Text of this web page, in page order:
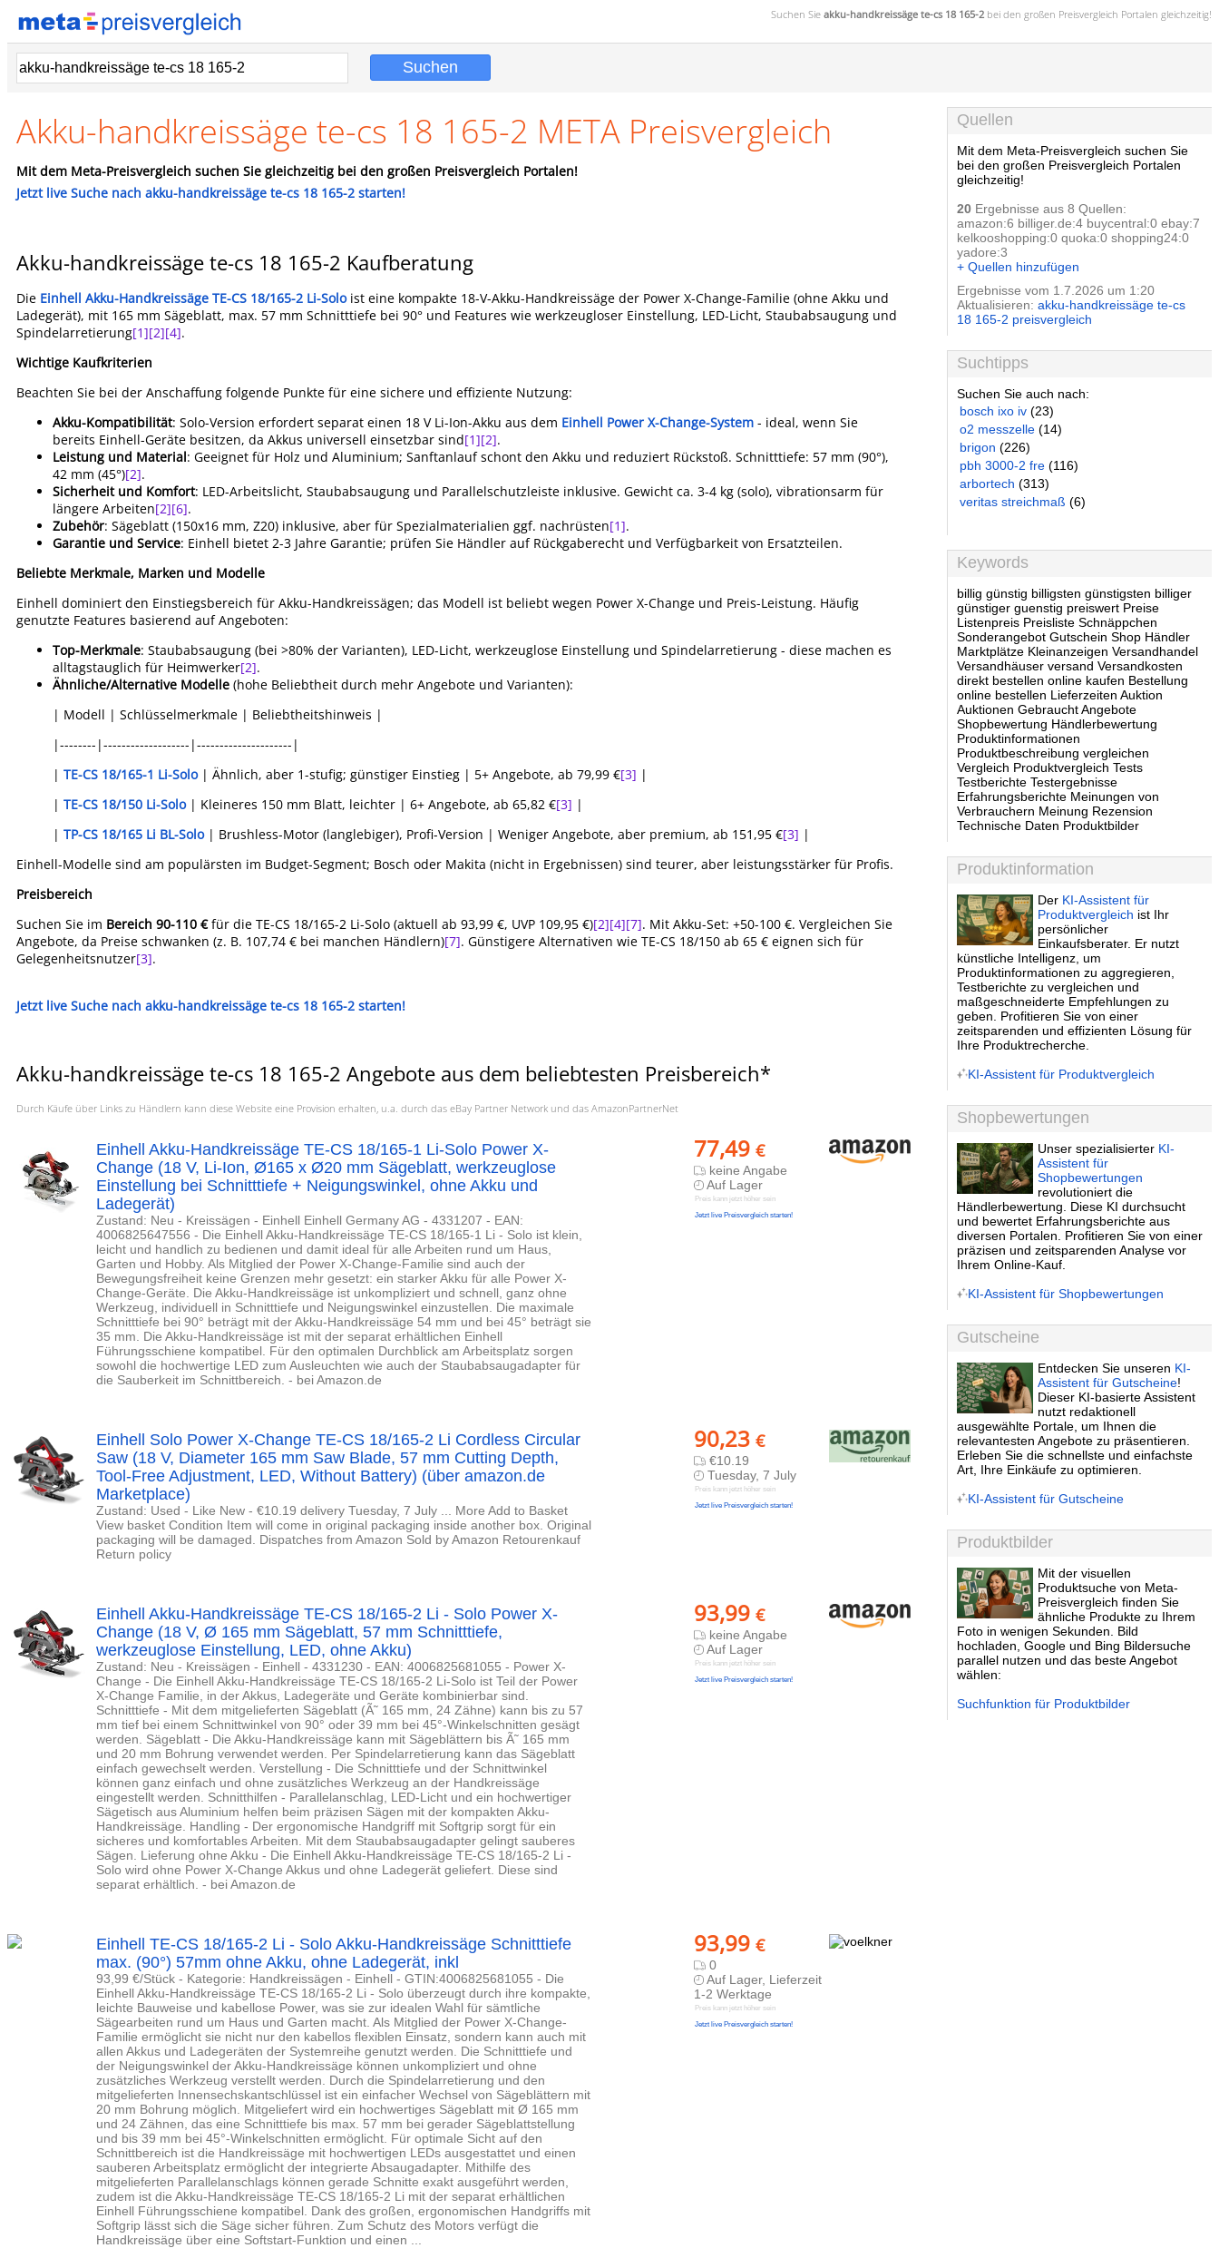
Suchen Sie akku-handkreissäge te-cs 18 165-2 bei den großen Preisvergleich Portalen gleichzeitig!
Akku-handkreissäge te-cs 18 165-2 META Preisvergleich
Mit dem Meta-Preisvergleich suchen Sie gleichzeitig bei den großen Preisvergleich Portalen!
Jetzt live Suche nach akku-handkreissäge te-cs 18 165-2 starten!
Akku-handkreissäge te-cs 18 165-2 Kaufberatung
Die Einhell Akku-Handkreissäge TE-CS 18/165-2 Li-Soloist eine kompakte 18-V-Akku-Handkreissäge der Power X-Change-Familie (ohne Akku und
Ladegerät), mit 165 mm Sägeblatt, max. 57 mm Schnitttiefe bei 90° und Features wie werkzeugloser Einstellung, LED-Licht, Staubabsaugung und
Spindelarretierung[1][2][4].
Wichtige Kaufkriterien
Beachten Sie bei der Anschaffung folgende Punkte für eine sichere und effiziente Nutzung:
Akku-Kompatibilität: Solo-Version erfordert separat einen 18 V Li-Ion-Akku aus dem Einhell Power X-Change-System - ideal, wenn Sie
bereits Einhell-Geräte besitzen, da Akkus universell einsetzbar sind[1][2].
Leistung und Material: Geeignet für Holz und Aluminium; Sanftanlauf schont den Akku und reduziert Rückstoß. Schnitttiefe: 57 mm (90°),
42 mm (45°)[2].
Sicherheit und Komfort: LED-Arbeitslicht, Staubabsaugung und Parallelschutzleiste inklusive. Gewicht ca. 3-4 kg (solo), vibrationsarm für
längere Arbeiten[2][6].
Zubehör: Sägeblatt (150x16 mm, Z20) inklusive, aber für Spezialmaterialien ggf. nachrüsten[1].
Garantie und Service: Einhell bietet 2-3 Jahre Garantie; prüfen Sie Händler auf Rückgaberecht und Verfügbarkeit von Ersatzteilen.
Beliebte Merkmale, Marken und Modelle
Einhell dominiert den Einstiegsbereich für Akku-Handkreissägen; das Modell ist beliebt wegen Power X-Change und Preis-Leistung. Häufig
genutzte Features basierend auf Angeboten:
Top-Merkmale: Staubabsaugung (bei >80% der Varianten), LED-Licht, werkzeuglose Einstellung und Spindelarretierung - diese machen es
alltagstauglich für Heimwerker[2].
Ähnliche/Alternative Modelle (hohe Beliebtheit durch mehr Angebote und Varianten):
| Modell | Schlüsselmerkmale | Beliebtheitshinweis |
|--------|-------------------|---------------------|
| TE-CS 18/165-1 Li-Solo| Ähnlich, aber 1-stufig; günstiger Einstieg | 5+ Angebote, ab 79,99 €[3] |
| TE-CS 18/150 Li-Solo| Kleineres 150 mm Blatt, leichter | 6+ Angebote, ab 65,82 €[3] |
| TP-CS 18/165 Li BL-Solo| Brushless-Motor (langlebiger), Profi-Version | Weniger Angebote, aber premium, ab 151,95 €[3] |
Einhell-Modelle sind am populärsten im Budget-Segment; Bosch oder Makita (nicht in Ergebnissen) sind teurer, aber leistungsstärker für Profis.
Preisbereich
Suchen Sie im Bereich 90-110 €für die TE-CS 18/165-2 Li-Solo (aktuell ab 93,99 €, UVP 109,95 €)[2][4][7]. Mit Akku-Set: +50-100 €. Vergleichen Sie
Angebote, da Preise schwanken (z. B. 107,74 € bei manchen Händlern)[7]. Günstigere Alternativen wie TE-CS 18/150 ab 65 € eignen sich für
Gelegenheitsnutzer[3].
Jetzt live Suche nach akku-handkreissäge te-cs 18 165-2 starten!
Akku-handkreissäge te-cs 18 165-2 Angebote aus dem beliebtesten Preisbereich*
Durch Käufe über Links zu Händlern kann diese Website eine Provision erhalten, u.a. durch das eBay Partner Network und das AmazonPartnerNet
77,49 €
keine Angabe
Auf Lager
Preis kann jetzt höher sein
Jetzt live Preisvergleich starten!
Einhell Akku-Handkreissäge TE-CS 18/165-1 Li-Solo Power X-
Change (18 V, Li-Ion, Ø165 x Ø20 mm Sägeblatt, werkzeuglose
Einstellung bei Schnitttiefe + Neigungswinkel, ohne Akku und
Ladegerät)
Zustand: Neu - Kreissägen - Einhell Einhell Germany AG - 4331207 - EAN:
4006825647556 - Die Einhell Akku-Handkreissäge TE-CS 18/165-1 Li - Solo ist klein,
leicht und handlich zu bedienen und damit ideal für alle Arbeiten rund um Haus,
Garten und Hobby. Als Mitglied der Power X-Change-Familie sind auch der
Bewegungsfreiheit keine Grenzen mehr gesetzt: ein starker Akku für alle Power X-
Change-Geräte. Die Akku-Handkreissäge ist unkompliziert und schnell, ganz ohne
Werkzeug, individuell in Schnitttiefe und Neigungswinkel einzustellen. Die maximale
Schnitttiefe bei 90° beträgt mit der Akku-Handkreissäge 54 mm und bei 45° beträgt sie
35 mm. Die Akku-Handkreissäge ist mit der separat erhältlichen Einhell
Führungsschiene kompatibel. Für den optimalen Durchblick am Arbeitsplatz sorgen
sowohl die hochwertige LED zum Ausleuchten wie auch der Staubabsaugadapter für
die Sauberkeit im Schnittbereich. - bei Amazon.de
90,23 €
€10.19
Tuesday, 7 July
Preis kann jetzt höher sein
Jetzt live Preisvergleich starten!
Einhell Solo Power X-Change TE-CS 18/165-2 Li Cordless Circular
Saw (18 V, Diameter 165 mm Saw Blade, 57 mm Cutting Depth,
Tool-Free Adjustment, LED, Without Battery) (über amazon.de
Marketplace)
Zustand: Used - Like New - €10.19 delivery Tuesday, 7 July ... More Add to Basket
View basket Condition Item will come in original packaging inside another box. Original
packaging will be damaged. Dispatches from Amazon Sold by Amazon Retourenkauf
Return policy
93,99 €
keine Angabe
Auf Lager
Preis kann jetzt höher sein
Jetzt live Preisvergleich starten!
Einhell Akku-Handkreissäge TE-CS 18/165-2 Li - Solo Power X-
Change (18 V, Ø 165 mm Sägeblatt, 57 mm Schnitttiefe,
werkzeuglose Einstellung, LED, ohne Akku)
Zustand: Neu - Kreissägen - Einhell - 4331230 - EAN: 4006825681055 - Power X-
Change - Die Einhell Akku-Handkreissäge TE-CS 18/165-2 Li-Solo ist Teil der Power
X-Change Familie, in der Akkus, Ladegeräte und Geräte kombinierbar sind.
Schnitttiefe - Mit dem mitgelieferten Sägeblatt (Ã˜ 165 mm, 24 Zähne) kann bis zu 57
mm tief bei einem Schnittwinkel von 90° oder 39 mm bei 45°-Winkelschnitten gesägt
werden. Sägeblatt - Die Akku-Handkreissäge kann mit Sägeblättern bis Ã˜ 165 mm
und 20 mm Bohrung verwendet werden. Per Spindelarretierung kann das Sägeblatt
einfach gewechselt werden. Verstellung - Die Schnitttiefe und der Schnittwinkel
können ganz einfach und ohne zusätzliches Werkzeug an der Handkreissäge
eingestellt werden. Schnitthilfen - Parallelanschlag, LED-Licht und ein hochwertiger
Sägetisch aus Aluminium helfen beim präzisen Sägen mit der kompakten Akku-
Handkreissäge. Handling - Der ergonomische Handgriff mit Softgrip sorgt für ein
sicheres und komfortables Arbeiten. Mit dem Staubabsaugadapter gelingt sauberes
Sägen. Lieferung ohne Akku - Die Einhell Akku-Handkreissäge TE-CS 18/165-2 Li -
Solo wird ohne Power X-Change Akkus und ohne Ladegerät geliefert. Diese sind
separat erhältlich. - bei Amazon.de
93,99 €
0
Auf Lager, Lieferzeit
1-2 Werktage
Preis kann jetzt höher sein
Jetzt live Preisvergleich starten!
Einhell TE-CS 18/165-2 Li - Solo Akku-Handkreissäge Schnitttiefe
max. (90°) 57mm ohne Akku, ohne Ladegerät, inkl
93,99 €/Stück - Kategorie: Handkreissägen - Einhell - GTIN:4006825681055 - Die
Einhell Akku-Handkreissäge TE-CS 18/165-2 Li - Solo überzeugt durch ihre kompakte,
leichte Bauweise und kabellose Power, was sie zur idealen Wahl für sämtliche
Sägearbeiten rund um Haus und Garten macht. Als Mitglied der Power X-Change-
Familie ermöglicht sie nicht nur den kabellos flexiblen Einsatz, sondern kann auch mit
allen Akkus und Ladegeräten der Systemreihe genutzt werden. Die Schnitttiefe und
der Neigungswinkel der Akku-Handkreissäge können unkompliziert und ohne
zusätzliches Werkzeug verstellt werden. Durch die Spindelarretierung und den
mitgelieferten Innensechskantschlüssel ist ein einfacher Wechsel von Sägeblättern mit
20 mm Bohrung möglich. Mitgeliefert wird ein hochwertiges Sägeblatt mit Ø 165 mm
und 24 Zähnen, das eine Schnitttiefe bis max. 57 mm bei gerader Sägeblattstellung
und bis 39 mm bei 45°-Winkelschnitten ermöglicht. Für optimale Sicht auf den
Schnittbereich ist die Handkreissäge mit hochwertigen LEDs ausgestattet und einen
sauberen Arbeitsplatz ermöglicht der integrierte Absaugadapter. Mithilfe des
mitgelieferten Parallelanschlags können gerade Schnitte exakt ausgeführt werden,
zudem ist die Akku-Handkreissäge TE-CS 18/165-2 Li mit der separat erhältlichen
Einhell Führungsschiene kompatibel. Dank des großen, ergonomischen Handgriffs mit
Softgrip lässt sich die Säge sicher führen. Zum Schutz des Motors verfügt die
Handkreissäge über eine Softstart-Funktion und einen ...
Quellen
Mit dem Meta-Preisvergleich suchen Sie
bei den großen Preisvergleich Portalen
gleichzeitig!
20 Ergebnisse aus 8 Quellen:
amazon:6 billiger.de:4 buycentral:0 ebay:7
kelkooshopping:0 quoka:0 shopping24:0
yadore:3
+ Quellen hinzufügen
Ergebnisse vom 1.7.2026 um 1:20
Aktualisieren: akku-handkreissäge te-cs
18 165-2 preisvergleich
Suchtipps
Suchen Sie auch nach:
bosch ixo iv (23)
o2 messzelle (14)
brigon (226)
pbh 3000-2 fre (116)
arbortech (313)
veritas streichmaß (6)
Keywords
billig günstig billigsten günstigsten billiger
günstiger guenstig preiswert Preise
Listenpreis Preisliste Schnäppchen
Sonderangebot Gutschein Shop Händler
Marktplätze Kleinanzeigen Versandhandel
Versandhäuser versand Versandkosten
direkt bestellen online kaufen Bestellung
online bestellen Lieferzeiten Auktion
Auktionen Gebraucht Angebote
Shopbewertung Händlerbewertung
Produktinformationen
Produktbeschreibung vergleichen
Vergleich Produktvergleich Tests
Testberichte Testergebnisse
Erfahrungsberichte Meinungen von
Verbrauchern Meinung Rezension
Technische Daten Produktbilder
Produktinformation
Der KI-Assistent für
Produktvergleich ist Ihr
persönlicher
Einkaufsberater. Er nutzt
künstliche Intelligenz, um
Produktinformationen zu aggregieren,
Testberichte zu vergleichen und
maßgeschneiderte Empfehlungen zu
geben. Profitieren Sie von einer
zeitsparenden und effizienten Lösung für
Ihre Produktrecherche.
KI-Assistent für Produktvergleich
Shopbewertungen
Unser spezialisierter KI-
Assistent für
Shopbewertungen
revolutioniert die
Händlerbewertung. Diese KI durchsucht
und bewertet Erfahrungsberichte aus
diversen Portalen. Profitieren Sie von einer
präzisen und zeitsparenden Analyse vor
Ihrem Online-Kauf.
KI-Assistent für Shopbewertungen
Gutscheine
Entdecken Sie unseren KI-
Assistent für Gutscheine!
Dieser KI-basierte Assistent
nutzt redaktionell
ausgewählte Portale, um Ihnen die
relevantesten Angebote zu präsentieren.
Erleben Sie die schnellste und einfachste
Art, Ihre Einkäufe zu optimieren.
KI-Assistent für Gutscheine
Produktbilder
Mit der visuellen
Produktsuche von Meta-
Preisvergleich finden Sie
ähnliche Produkte zu Ihrem
Foto in wenigen Sekunden. Bild
hochladen, Google und Bing Bildersuche
parallel nutzen und das beste Angebot
wählen:
Suchfunktion für Produktbilder